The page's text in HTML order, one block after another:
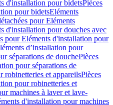
d'installation pour bidetsPièces
pour bidetsEléments
pour Eléments
d'installation pour douches avec
pour Eléments d'installation pour
d’installation pour
séparations de douchePièces
pour séparations de
robinetteries et appareilsPièces
pour robinetteries et
machines à laver et lave-
d'installation pour machines